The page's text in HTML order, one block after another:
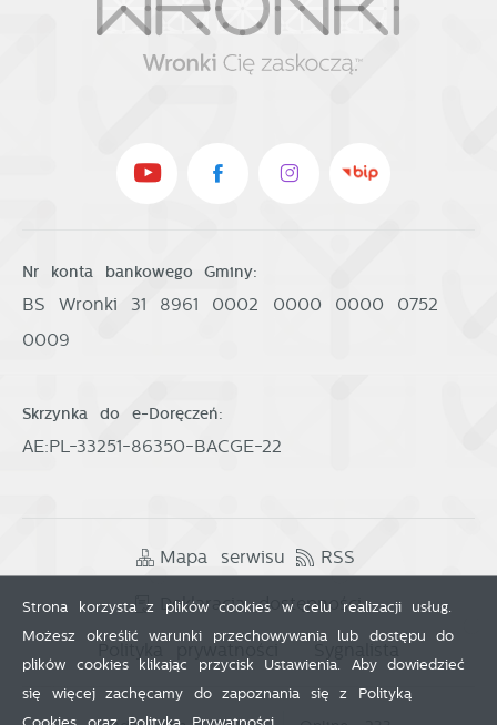
Nr konta bankowego Gminy:
BS Wronki 31 8961 0002 0000 0000 0752
0009
Skrzynka do e-Doręczeń:
AE:PL-33251-86350-BACGE-22
Mapa serwisu RSS
Deklaracja dostępności
Polityka prywatności
Strona korzysta z plików cookies w celu realizacji usług.
Możesz określić warunki przechowywania lub dostępu do
plików cookies klikając przycisk Ustawienia. Aby dowiedzieć
się więcej zachęcamy do zapoznania się z Polityką